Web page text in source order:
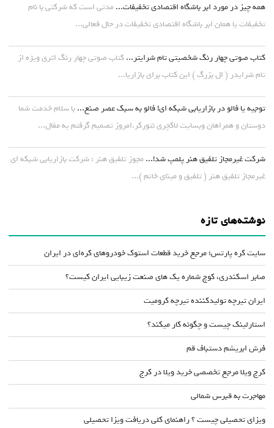
همه چیز در مورد ابر باشگاه اقتصادی تخفیفات... مدتی است که شرکتی با نام
تخفیفات یا همان ابر باشگاه اقتصادی تخفیفات در حال فعالی...
کتاب صوتی چهار رنگ شخصیتی تام شرایتر... کتاب صوتی چهار رنگ اثری ویژه از
تام شرایدر ( ال بزرگ ) این کتاب برای بازاریا...
توجیه یا فالو در بازاریابی شبکه ای! فالو به سبک عصر صنع... با سلام خدمت شما
دوستان و همراهان وبسایت لاکچری نتورکر.امروز تصمیم گرفتم یه مقال...
شرکت غیرمجاز تلفیق هنر پلمپ شد!... مجوز تلفیق هنر : شرکت بازاریابی شبکه ای
غیرمجاز تلفیق هنر ( تلفیق و مینای خاتم )...
نوشته‌های تازه
سایت کره پارتس؛ مرجع خرید قطعات استوک خودروهای کره‌ای در ایران
صابر اسکندری، کوچ شماره یک های صنعت زیبایی ایران کیست؟
ایران تیرچه تولیدکننده تیرچه کرومیت
استارلینک چیست و چگونه کار میکند؟
فرش ابریشم دستباف قم
کرج ویلا مرجع تخصصی خرید ویلا در کرج
مهاجرت به قبرس شمالی
ویزای تحصیلی چیست ؟ راهنمای کلی دریافت ویزا تحصیلی